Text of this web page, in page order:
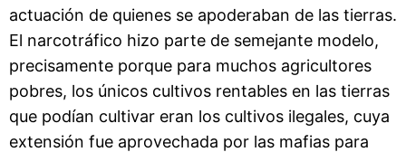
actuación de quienes se apoderaban de las tierras.
El narcotráfico hizo parte de semejante modelo,
precisamente porque para muchos agricultores
pobres, los únicos cultivos rentables en las tierras
que podían cultivar eran los cultivos ilegales, cuya
extensión fue aprovechada por las mafias para